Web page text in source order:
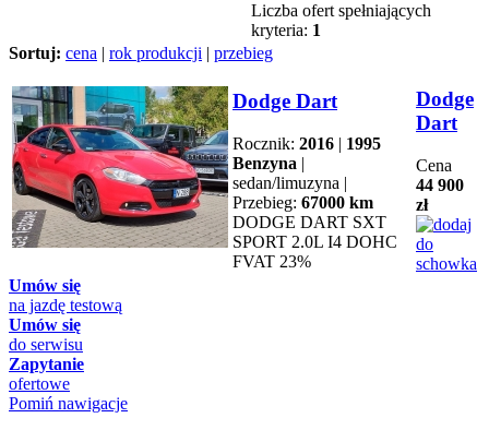
Liczba ofert spełniających
kryteria: 1
Sortuj: cena | rok produkcji | przebieg
Dodge Dart
Rocznik: 2016 | 1995
Benzyna |
sedan/limuzyna |
Przebieg: 67000 km
DODGE DART SXT
SPORT 2.0L I4 DOHC
FVAT 23%
Dodge
Dart
Cena
44 900
zł
Umów się
na jazdę testową
Umów się
do serwisu
Zapytanie
ofertowe
Pomiń nawigacje